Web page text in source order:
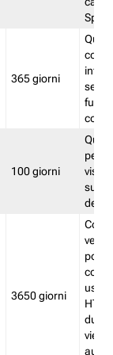
Split
365 giorni
100 giorni
su
3650 giorni
viene